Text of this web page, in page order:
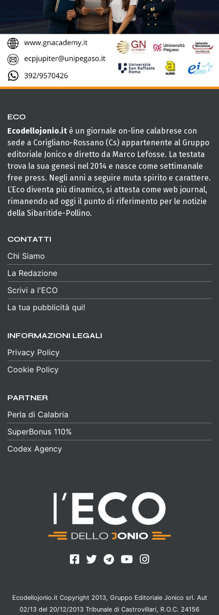
ECO
Ecodellojonio.it è un giornale on-line calabrese con
sede a Corigliano-Rossano (Cs) appartenente al Gruppo
editoriale Jonico e diretto da Marco Lefosse. La testata
trova la sua genesi nel 2014 e nasce come settimanale
free press. Negli anni a seguire muta spirito e carattere.
L’Eco diventa più dinamico, si attesta come web journal,
rimanendo ad oggi il punto di riferimento per le notizie
della Sibaritide-Pollino.
CONTATTI
Chi Siamo
La Redazione
Scrivi a l'ECO
La tua pubblicità qui!
INFORMAZIONI LEGALI
Privacy Policy
Cookie Policy
PARTNER
Perla di Calabria
SuperBonus 110%
Codex Agency
Ecodellojonio.it Copyright 2013, Gruppo Editoriale Jonico srl. Aut
02/13 del 20/12/2013 Tribunale di Castrovillari, R.O.C. 24156